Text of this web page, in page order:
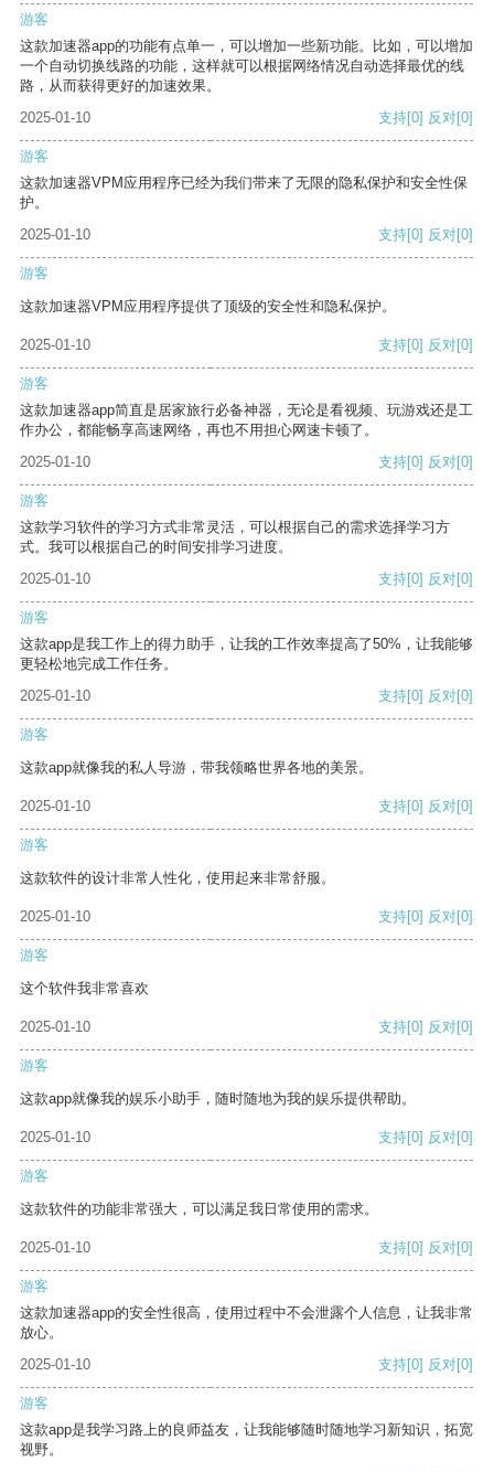
游客
这款加速器app的功能有点单一，可以增加一些新功能。比如，可以增加
一个自动切换线路的功能，这样就可以根据网络情况自动选择最优的线
路，从而获得更好的加速效果。
2025-01-10
支持[0] 反对[0]
游客
这款加速器VPM应用程序已经为我们带来了无限的隐私保护和安全性保
护。
2025-01-10
支持[0] 反对[0]
游客
这款加速器VPM应用程序提供了顶级的安全性和隐私保护。
2025-01-10 支持[0] 反对[0]
游客
这款加速器app简直是居家旅行必备神器，无论是看视频、玩游戏还是工
作办公，都能畅享高速网络，再也不用担心网速卡顿了。
2025-01-10
支持[0] 反对[0]
游客
这款学习软件的学习方式非常灵活，可以根据自己的需求选择学习方
式。我可以根据自己的时间安排学习进度。
2025-01-10
支持[0] 反对[0]
游客
这款app是我工作上的得力助手，让我的工作效率提高了50%，让我能够
更轻松地完成工作任务。
2025-01-10
支持[0] 反对[0]
游客
这款app就像我的私人导游，带我领略世界各地的美景。
2025-01-10 支持[0] 反对[0]
游客
这款软件的设计非常人性化，使用起来非常舒服。
2025-01-10 支持[0] 反对[0]
游客
这个软件我非常喜欢
2025-01-10 支持[0] 反对[0]
游客
这款app就像我的娱乐小助手，随时随地为我的娱乐提供帮助。
2025-01-10 支持[0] 反对[0]
游客
这款软件的功能非常强大，可以满足我日常使用的需求。
2025-01-10 支持[0] 反对[0]
游客
这款加速器app的安全性很高，使用过程中不会泄露个人信息，让我非常
放心。
2025-01-10
支持[0] 反对[0]
游客
这款app是我学习路上的良师益友，让我能够随时随地学习新知识，拓宽
视野。